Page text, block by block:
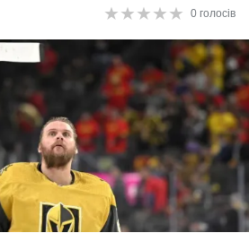
★★★★★
★★★★★ 0 голосів